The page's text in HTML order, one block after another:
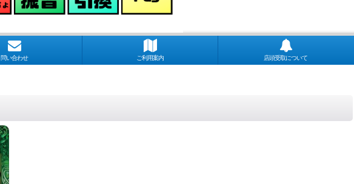
問い合わせ ご利用案内 店頭受取について